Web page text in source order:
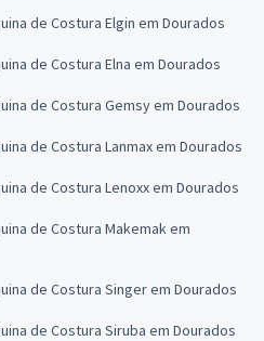
de Costura Elgin em Dourados
de Costura Elna em Dourados
de Costura Gemsy em Dourados
de Costura Lanmax em Dourados
de Costura Lenoxx em Dourados
de Costura Makemak em
de Costura Singer em Dourados
de Costura Siruba em Dourados